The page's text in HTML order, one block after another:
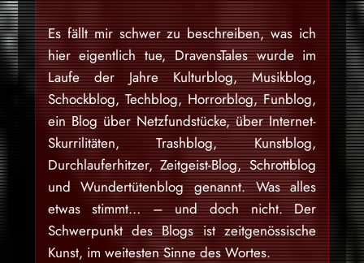
Es fällt mir schwer zu beschreiben, was ich
hier eigentlich tue, DravensTales wurde im
Laufe der Jahre Kulturblog, Musikblog,
Schockblog, Techblog, Horrorblog, Funblog,
ein Blog über Netzfundstücke, über Internet-
Skurrilitäten, Trashblog, Kunstblog,
Durchlauferhitzer, Zeitgeist-Blog, Schrottblog
und Wundertütenblog genannt. Was alles
etwas stimmt… – und doch nicht. Der
Schwerpunkt des Blogs ist zeitgenössische
Kunst, im weitesten Sinne des Wortes.